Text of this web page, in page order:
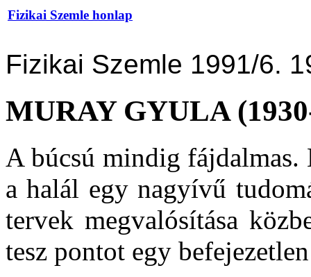
Fizikai Szemle honlap
Fizikai Szemle 1991/6.
MURAY GYULA
A búcsú mindig
a halál egy nagyívű
tervek megvalósítása
tesz pontot egy